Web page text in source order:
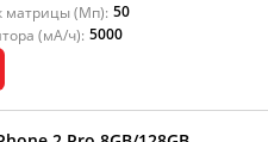
матрицы (Мп): 50
(мА/ч): 5000